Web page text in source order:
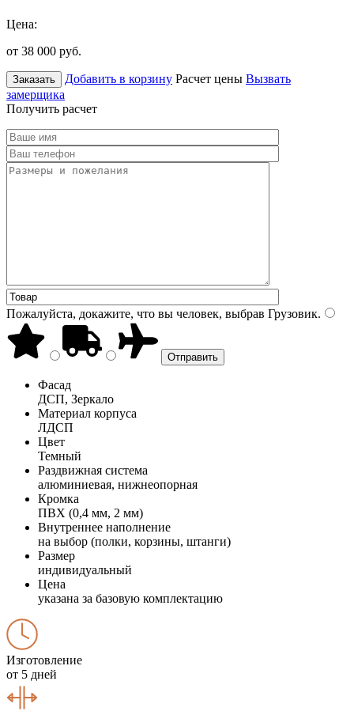
Цена:
от 38 000 руб.
Заказать Добавить в корзину Расчет цены Вызвать
замерщика
Получить расчет
Пожалуйста, докажите, что вы человек, выбрав Грузовик.
Фасад
ДСП, Зеркало
Материал корпуса
ЛДСП
Цвет
Темный
Раздвижная система
алюминиевая, нижнеопорная
Кромка
ПВХ (0,4 мм, 2 мм)
Внутреннее наполнение
на выбор (полки, корзины, штанги)
Размер
индивидуальный
Цена
указана за базовую комплектацию
Изготовление
от 5 дней